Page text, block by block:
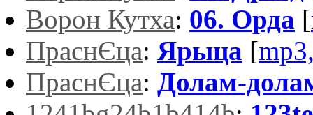
Ворон Кутха: 06. Орда [
ПраснЄца: Ярыца [
ПраснЄца: Долам-